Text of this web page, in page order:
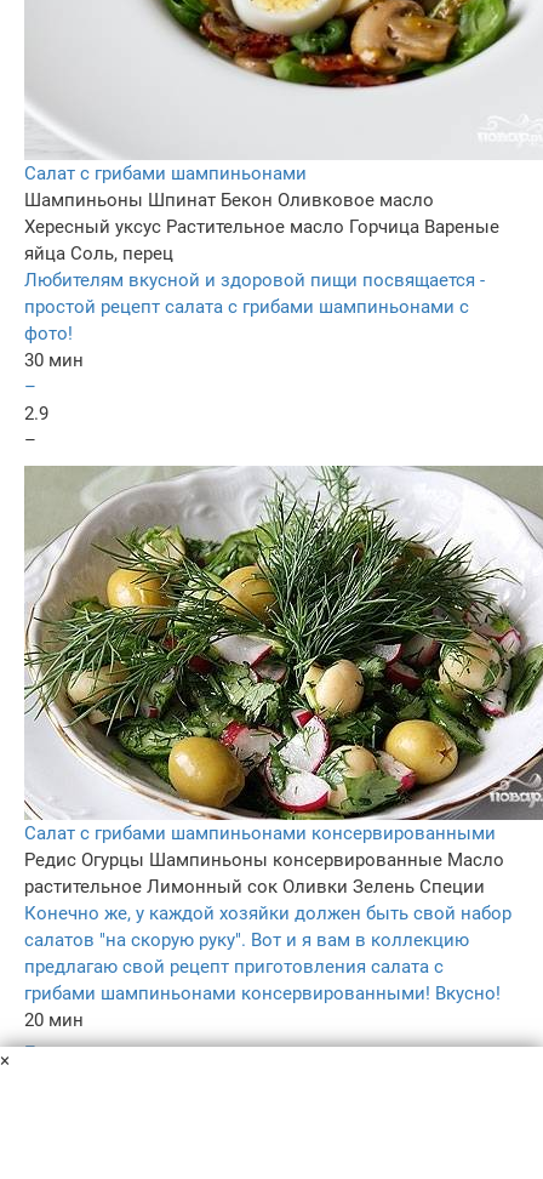
Салат с грибами шампиньонами
Шампиньоны Шпинат Бекон Оливковое масло
Хересный уксус Растительное масло Горчица Вареные
яйца Соль, перец
Любителям вкусной и здоровой пищи посвящается -
простой рецепт салата с грибами шампиньонами с
фото!
30 мин
–
2.9
–
Салат с грибами шампиньонами консервированными
Редис Огурцы Шампиньоны консервированные Масло
растительное Лимонный сок Оливки Зелень Специи
Конечно же, у каждой хозяйки должен быть свой набор
салатов "на скорую руку". Вот и я вам в коллекцию
предлагаю свой рецепт приготовления салата с
грибами шампиньонами консервированными! Вкусно!
20 мин
–
×